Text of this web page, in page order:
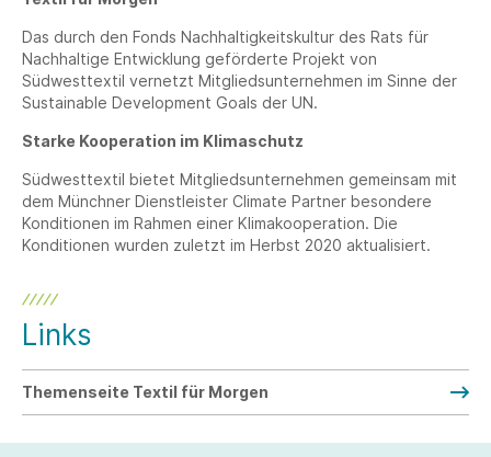
Das durch den Fonds Nachhaltigkeitskultur des Rats für
Nachhaltige Entwicklung geförderte Projekt von
Südwesttextil vernetzt Mitgliedsunternehmen im Sinne der
Sustainable Development Goals der UN.
Starke Kooperation im Klimaschutz
Südwesttextil bietet Mitgliedsunternehmen gemeinsam mit
dem Münchner Dienstleister Climate Partner besondere
Konditionen im Rahmen einer Klimakooperation. Die
Konditionen wurden zuletzt im Herbst 2020 aktualisiert.
Links
Themenseite Textil für Morgen